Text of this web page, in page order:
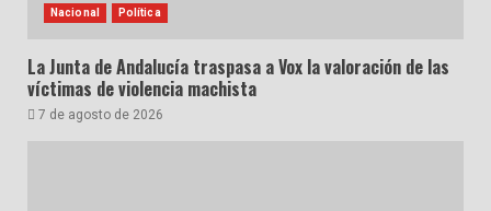
Nacional Política
La Junta de Andalucía traspasa a Vox la valoración de las
víctimas de violencia machista
7 de agosto de 2026